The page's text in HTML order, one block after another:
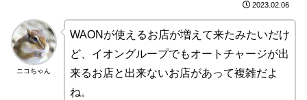
2023.02.06
ニコちゃん
WAONが使えるお店が増えて来たみたいだけ
ど、イオングループでもオートチャージが出
来るお店と出来ないお店があって複雑だよ
ね。